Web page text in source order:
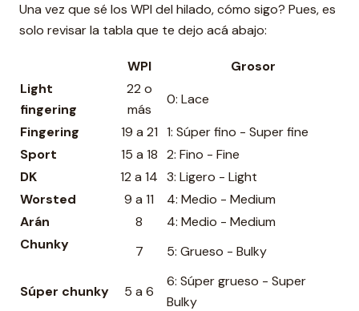
Una vez que sé los WPI del hilado, cómo sigo? Pues, es
solo revisar la tabla que te dejo acá abajo:
WPI Grosor
Light
fingering
22 o
más
0: Lace
Fingering
19 a 21 1: Súper fino - Super fine
Sport
15 a 18 2: Fino - Fine
DK
12 a 14 3: Ligero - Light
Worsted
9 a 11
4: Medio - Medium
Arán
8
4: Medio - Medium
Chunky
7 5: Grueso - Bulky
Súper chunky 5 a 6
6: Súper grueso - Super
Bulky